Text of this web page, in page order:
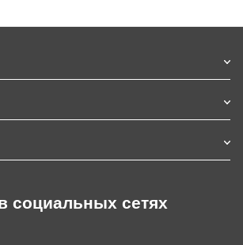
социальных сетях